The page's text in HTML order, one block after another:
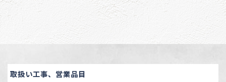
取扱い工事、営業品目